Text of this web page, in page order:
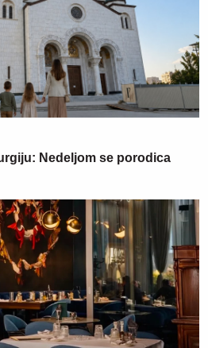
Nedeljom se porodica